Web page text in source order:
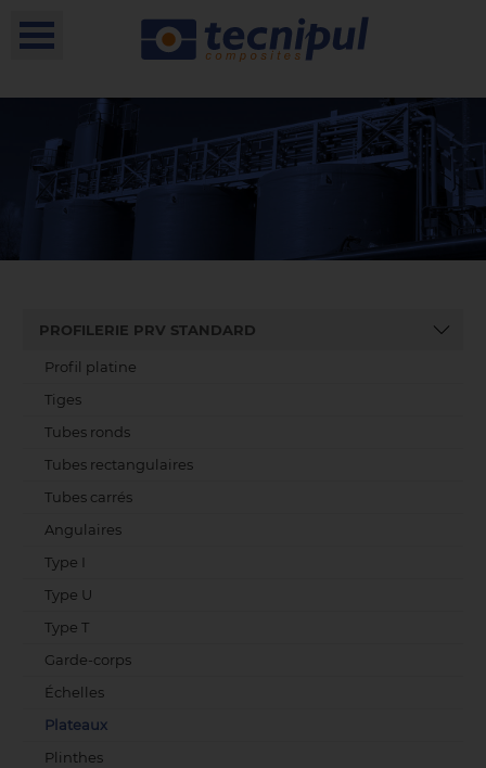
PROFILERIE PRV STANDARD
Profil platine
Tiges
Tubes ronds
Tubes rectangulaires
Tubes carrés
Angulaires
Type I
Type U
Type T
Garde-corps
Échelles
Plateaux
Plinthes